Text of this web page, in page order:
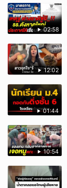
02:58
12:02
01:44
10:54